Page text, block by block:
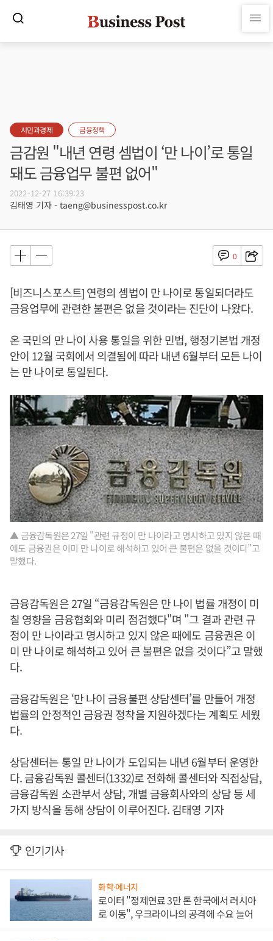
시민과경제 금융정책
금감원 "내년 연령 셈법이 ‘만 나이’로 통일
돼도 금융업무 불편 없어"
2022-12-27 16:39:23
김태영 기자 - taeng@businesspost.co.kr
0
[비즈니스포스트] 연령의 셈법이 만 나이로 통일되더라도
금융업무에 관련한 불편은 없을 것이라는 진단이 나왔다.
온 국민의 만 나이 사용 통일을 위한 민법, 행정기본법 개정
안이 12월 국회에서 의결됨에 따라 내년 6월부터 모든 나이
는 만 나이로 통일된다.
▲ 금융감독원은 27일 "관련 규정이 만 나이라고 명시하고 있지 않은 때
에도 금융권은 이미 만 나이로 해석하고 있어 큰 불편은 없을 것이다”고
말했다.
금융감독원은 27일 “금융감독원은 만 나이 법률 개정이 미
칠 영향을 금융협회와 미리 점검했다"며 "그 결과 관련 규
정이 만 나이라고 명시하고 있지 않은 때에도 금융권은 이
미 만 나이로 해석하고 있어 큰 불편은 없을 것이다”고 말했
다.
금융감독원은 ‘만 나이 금융불편 상담센터’를 만들어 개정
법률의 안정적인 금융권 정착을 지원하겠다는 계획도 세웠
다.
상담센터는 통일 만 나이가 도입되는 내년 6월부터 운영한
다. 금융감독원 콜센터(1332)로 전화해 콜센터와 직접상담,
금융감독원 소관부서 상담, 개별 금융회사와의 상담 등 세
가지 방식을 통해 상담이 이루어진다. 김태영 기자
인기기사
화학·에너지
로이터 "정제연료 3만 톤 한국에서 러시아
로 이동", 우크라이나의 공격에 수요 늘어